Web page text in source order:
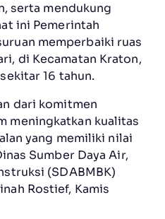
serta mendukung
ini Pemerintah
memperbaiki ruas
di Kecamatan Kraton,
16 tahun.
dari komitmen
meningkatkan kualitas
yang memiliki nilai
Sumber Daya Air,
(SDABMBK)
Rostief, Kamis